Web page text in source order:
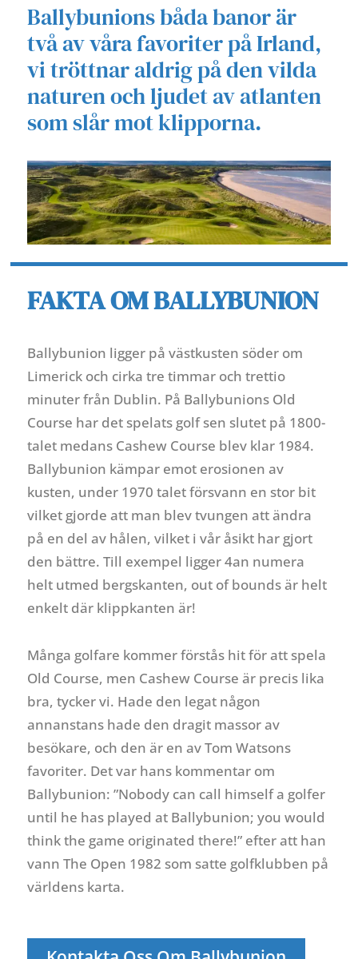
Ballybunions båda banor är
två av våra favoriter på Irland,
vi tröttnar aldrig på den vilda
naturen och ljudet av atlanten
som slår mot klipporna.
FAKTA OM BALLYBUNION
Ballybunion ligger på västkusten söder om
Limerick och cirka tre timmar och trettio
minuter från Dublin. På Ballybunions Old
Course har det spelats golf sen slutet på 1800-
talet medans Cashew Course blev klar 1984.
Ballybunion kämpar emot erosionen av
kusten, under 1970 talet försvann en stor bit
vilket gjorde att man blev tvungen att ändra
på en del av hålen, vilket i vår åsikt har gjort
den bättre. Till exempel ligger 4an numera
helt utmed bergskanten, out of bounds är helt
enkelt där klippkanten är!
Många golfare kommer förstås hit för att spela
Old Course, men Cashew Course är precis lika
bra, tycker vi. Hade den legat någon
annanstans hade den dragit massor av
besökare, och den är en av Tom Watsons
favoriter. Det var hans kommentar om
Ballybunion: ”Nobody can call himself a golfer
until he has played at Ballybunion; you would
think the game originated there!” efter att han
vann The Open 1982 som satte golfklubben på
världens karta.